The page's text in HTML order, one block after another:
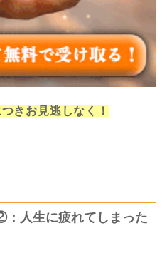
きお見逃しなく！
人生に疲れてしまった